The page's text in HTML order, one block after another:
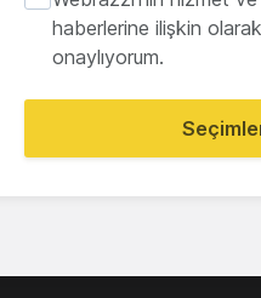
haberlerine ilişkin
onaylıyorum.